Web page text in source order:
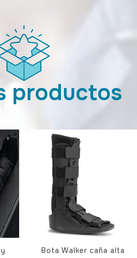
productos
Bota Walker caña alta